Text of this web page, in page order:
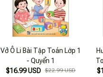
Vở Ô Li Bài Tập Toán Lớp 1
- Quyển 1
$16.99 USD $22.99 USD